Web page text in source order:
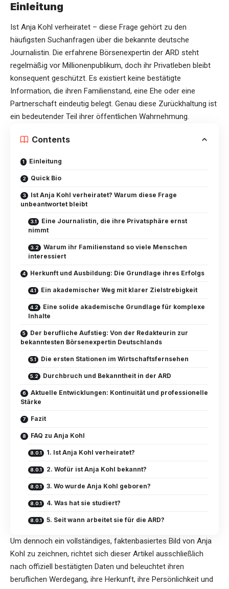
Einleitung
Ist Anja Kohl verheiratet – diese Frage gehört zu den
häufigsten Suchanfragen über die bekannte deutsche
Journalistin. Die erfahrene Börsenexpertin der ARD steht
regelmäßig vor Millionenpublikum, doch ihr Privatleben bleibt
konsequent geschützt. Es existiert keine bestätigte
Information, die ihren Familienstand, eine Ehe oder eine
Partnerschaft eindeutig belegt. Genau diese Zurückhaltung ist
ein bedeutender Teil ihrer öffentlichen Wahrnehmung.
Contents
Einleitung
Quick Bio
Ist Anja Kohl verheiratet? Warum diese Frage
unbeantwortet bleibt
Eine Journalistin, die ihre Privatsphäre ernst
nimmt
Warum ihr Familienstand so viele Menschen
interessiert
Herkunft und Ausbildung: Die Grundlage ihres Erfolgs
Ein akademischer Weg mit klarer Zielstrebigkeit
Eine solide akademische Grundlage für komplexe
Inhalte
Der berufliche Aufstieg: Von der Redakteurin zur
bekanntesten Börsenexpertin Deutschlands
Die ersten Stationen im Wirtschaftsfernsehen
Durchbruch und Bekanntheit in der ARD
Aktuelle Entwicklungen: Kontinuität und professionelle
Stärke
Fazit
FAQ zu Anja Kohl
1. Ist Anja Kohl verheiratet?
2. Wofür ist Anja Kohl bekannt?
3. Wo wurde Anja Kohl geboren?
4. Was hat sie studiert?
5. Seit wann arbeitet sie für die ARD?
Um dennoch ein vollständiges, faktenbasiertes Bild von Anja
Kohl zu zeichnen, richtet sich dieser Artikel ausschließlich
nach offiziell bestätigten Daten und beleuchtet ihren
beruflichen Werdegang, ihre Herkunft, ihre Persönlichkeit und